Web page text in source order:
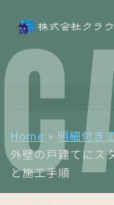
Home » 明細付き
外壁の戸建てにス
と施工手順